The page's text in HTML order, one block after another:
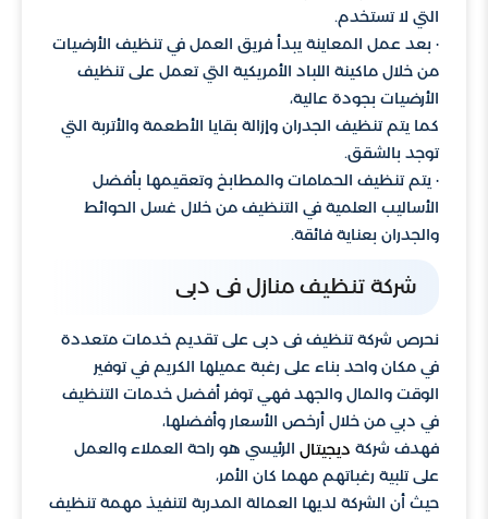
التي لا تستخدم.
· بعد عمل المعاينة يبدأ فريق العمل في تنظيف الأرضيات
من خلال ماكينة اللباد الأمريكية التي تعمل على تنظيف
الأرضيات بجودة عالية،
كما يتم تنظيف الجدران وإزالة بقايا الأطعمة والأتربة التي
توجد بالشقق.
· يتم تنظيف الحمامات والمطابخ وتعقيمها بأفضل
الأساليب العلمية في التنظيف من خلال غسل الحوائط
والجدران بعناية فائقة.
شركة تنظيف منازل فى دبى
نحرص شركة تنظيف فى دبى على تقديم خدمات متعددة
في مكان واحد بناء على رغبة عميلها الكريم في توفير
الوقت والمال والجهد فهي توفر أفضل خدمات التنظيف
في دبي من خلال أرخص الأسعار وأفضلها،
فهدف شركة ديجيتال الرئيسي هو راحة العملاء والعمل
على تلبية رغباتهم مهما كان الأمر،
حيث أن الشركة لديها العمالة المدربة لتنفيذ مهمة تنظيف